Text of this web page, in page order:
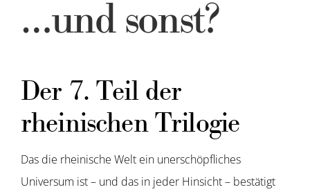
…und sonst?
Der 7. Teil der
rheinischen Trilogie
Das die rheinische Welt ein unerschöpfliches
Universum ist – und das in jeder Hinsicht – bestätigt